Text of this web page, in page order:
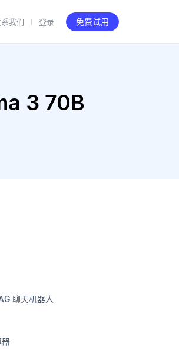
我们 登录 免费试用
3 70B
聊天机器人
器